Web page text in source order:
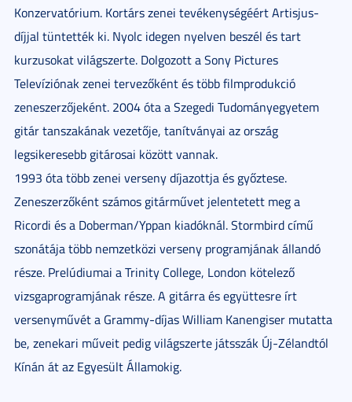
Konzervatórium. Kortárs zenei tevékenységéért Artisjus-
díjjal tüntették ki. Nyolc idegen nyelven beszél és tart
kurzusokat világszerte. Dolgozott a Sony Pictures
Televíziónak zenei tervezőként és több filmprodukció
zeneszerzőjeként. 2004 óta a Szegedi Tudományegyetem
gitár tanszakának vezetője, tanítványai az ország
legsikeresebb gitárosai között vannak.
1993 óta több zenei verseny díjazottja és győztese.
Zeneszerzőként számos gitárművet jelentetett meg a
Ricordi és a Doberman/Yppan kiadóknál. Stormbird című
szonátája több nemzetközi verseny programjának állandó
része. Prelúdiumai a Trinity College, London kötelező
vizsgaprogramjának része. A gitárra és együttesre írt
versenyművét a Grammy-díjas William Kanengiser mutatta
be, zenekari műveit pedig világszerte játsszák Új-Zélandtól
Kínán át az Egyesült Államokig.